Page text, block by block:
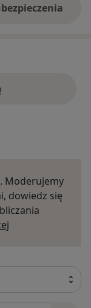
Moderujemy
dowiedz się